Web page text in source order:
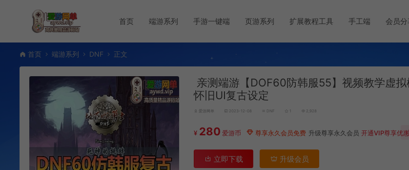
首页 端游系列 手游一键端 页游系列 扩展教程工具 手工端 会员分
首页 端游系列 DNF 正文
亲测端游【DOF60防韩服55】视频教学虚
怀旧UI复古设定
爱游网单 2023-12-08 DNF 1 2,928
¥ 280 爱游币 尊享永久会员免费 升级尊享永久会员 开通VIP尊享优
立即下载 升级会员